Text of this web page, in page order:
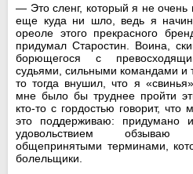
— Это сленг, который я не
еще куда ни шло, ведь я
ореоле этого прекрасного
придумал Старостин. Воина,
борющегося с
судьями, сильными командами и
то тогда внушил, что я
мне было бы труднее пройти
кто-то с гордостью говорит,
это поддерживаю:
удовольствием обзываю
общепринятыми терминами,
болельщики.